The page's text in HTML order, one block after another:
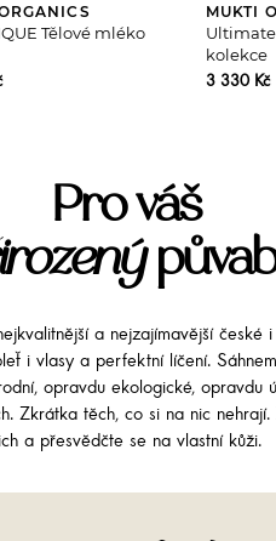
Tělové mléko
MUKTI
Ultimate
kolekce
3 330 Kč
Pro váš
a nejzajímavější české
i vlasy a perfektní líčení.
opravdu ekologické, opravdu
Zkrátka těch, co si na nic
a přesvědčte se na vlastní kůži.